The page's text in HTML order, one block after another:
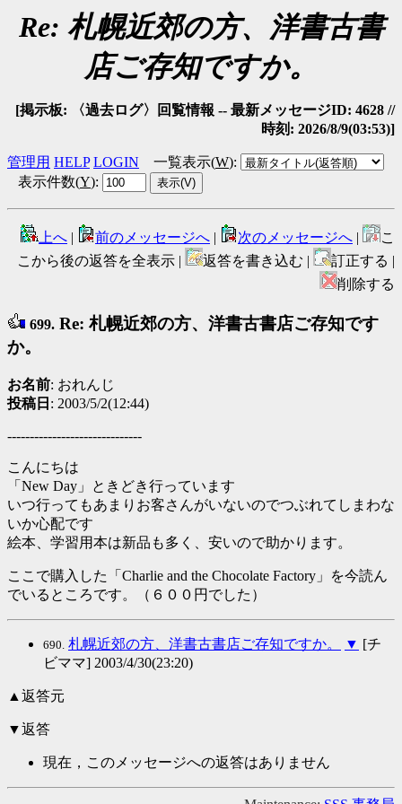
Re: 札幌近郊の方、洋書古書
店ご存知ですか。
[掲示板: 〈過去ログ〉回覧情報 -- 最新メッセージID: 4628 //
時刻: 2026/8/9(03:53)]
管理用 HELP LOGIN 一覧表示(W):
表示件数(Y):
上へ | 前のメッセージへ | 次のメッセージへ |
こ
こから後の返答を全表示 |
返答を書き込む |
訂正する |
削除する
699. Re: 札幌近郊の方、洋書古書店ご存知です
か。
お名前: おれんじ
投稿日 : 2003/5/2(12:44)
------------------------------
こんにちは
「New Day」ときどき行っています
いつ行ってもあまりお客さんがいないのでつぶれてしまわな
いか心配です
絵本、学習用本は新品も多く、安いので助かります。
ここで購入した「Charlie and the Chocolate Factory」を今読ん
でいるところです。（６００円でした）
690. 札幌近郊の方、洋書古書店ご存知ですか。 ▼ [チ
ビママ] 2003/4/30(23:20)
▲返答元
▼返答
現在，このメッセージへの返答はありません